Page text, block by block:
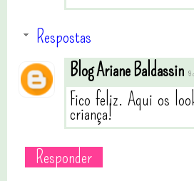
Respostas
Blog Ariane Baldassin 9
Fico feliz. Aqui os
criança!
Responder